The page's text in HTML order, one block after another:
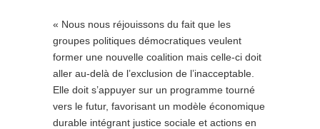
« Nous nous réjouissons du fait que les
groupes politiques démocratiques veulent
former une nouvelle coalition mais celle-ci doit
aller au-delà de l’exclusion de l’inacceptable.
Elle doit s’appuyer sur un programme tourné
vers le futur, favorisant un modèle économique
durable intégrant justice sociale et actions en